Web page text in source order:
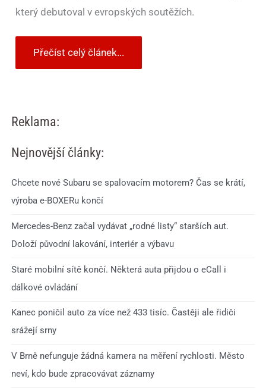
který debutoval v evropských soutěžích.
Přečíst celý článek...
Reklama:
Nejnovější články:
Chcete nové Subaru se spalovacím motorem? Čas se krátí,
výroba e-BOXERu končí
Mercedes-Benz začal vydávat „rodné listy“ starších aut.
Doloží původní lakování, interiér a výbavu
Staré mobilní sítě končí. Některá auta přijdou o eCall i
dálkové ovládání
Kanec poničil auto za více než 433 tisíc. Častěji ale řidiči
srážejí srny
V Brně nefunguje žádná kamera na měření rychlosti. Město
neví, kdo bude zpracovávat záznamy